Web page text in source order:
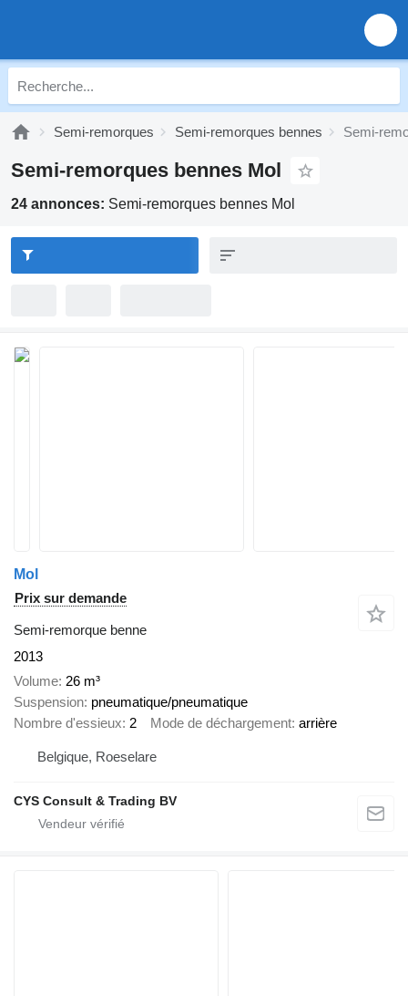
Semi-remorques Semi-remorques bennes Semi-
Semi-remorques bennes Mol
24 annonces: Semi-remorques bennes Mol
Mol
Prix sur demande
Semi-remorque benne
2013
Volume 26 m³
Suspension pneumatique/pneumatique
Nombre d'essieux 2 Mode de déchargement arrière
Belgique, Roeselare
CYS Consult & Trading BV